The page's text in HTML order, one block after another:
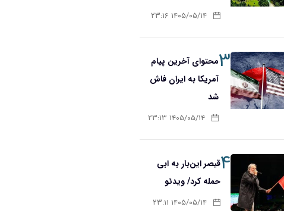
۱۴۰۵/۰۵/۱۴ ۲۳:۱۶
۳محتوای آخرین پیام
آمریکا به ایران فاش
شد
۱۴۰۵/۰۵/۱۴ ۲۳:۱۳
۴قیصر این‌بار به ابی
حمله کرد/ ویدئو
۱۴۰۵/۰۵/۱۴ ۲۳:۱۱